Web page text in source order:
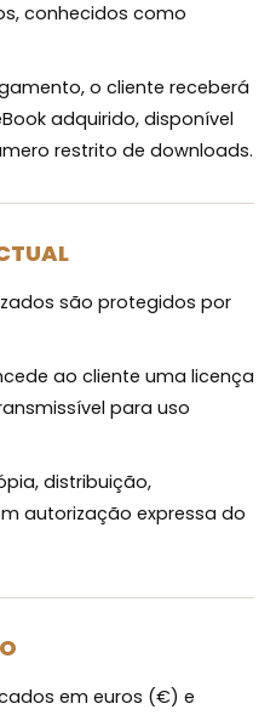
conhecidos como
o cliente receberá
adquirido, disponível
restrito de downloads.
são protegidos por
ao cliente uma licença
para uso
distribuição,
autorização expressa do
em euros (€) e